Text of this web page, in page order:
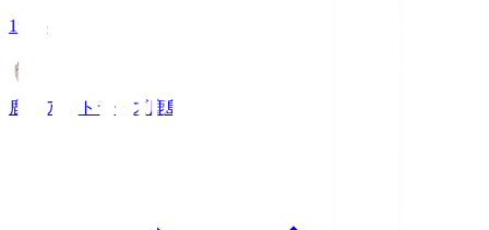
19:26
鹿島アントラーズ鹿島